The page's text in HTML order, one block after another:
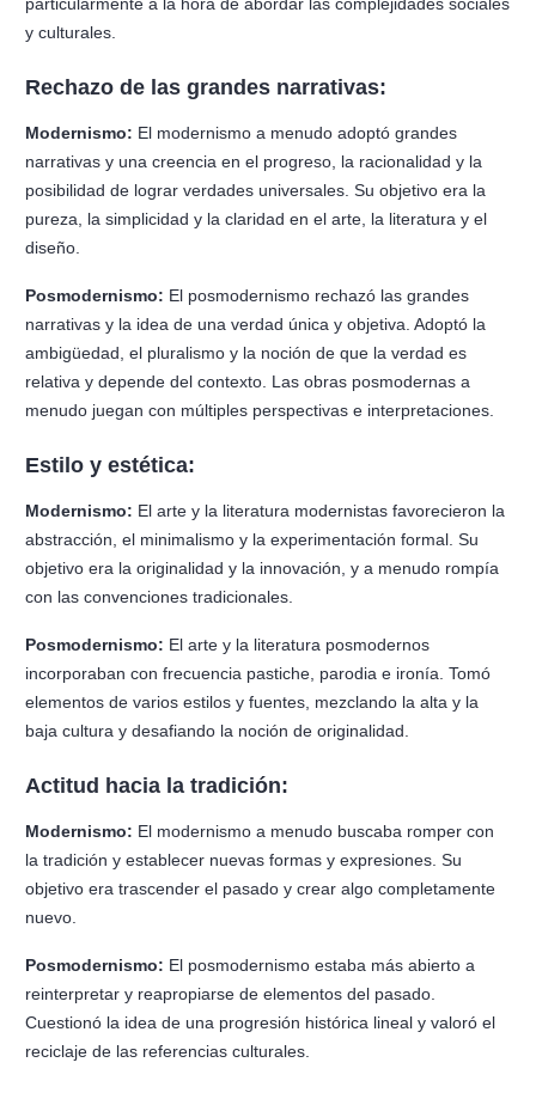
particularmente a la hora de abordar las complejidades sociales
y culturales.
Rechazo de las grandes narrativas:
Modernismo: El modernismo a menudo adoptó grandes
narrativas y una creencia en el progreso, la racionalidad y la
posibilidad de lograr verdades universales. Su objetivo era la
pureza, la simplicidad y la claridad en el arte, la literatura y el
diseño.
Posmodernismo: El posmodernismo rechazó las grandes
narrativas y la idea de una verdad única y objetiva. Adoptó la
ambigüedad, el pluralismo y la noción de que la verdad es
relativa y depende del contexto. Las obras posmodernas a
menudo juegan con múltiples perspectivas e interpretaciones.
Estilo y estética:
Modernismo: El arte y la literatura modernistas favorecieron la
abstracción, el minimalismo y la experimentación formal. Su
objetivo era la originalidad y la innovación, y a menudo rompía
con las convenciones tradicionales.
Posmodernismo: El arte y la literatura posmodernos
incorporaban con frecuencia pastiche, parodia e ironía. Tomó
elementos de varios estilos y fuentes, mezclando la alta y la
baja cultura y desafiando la noción de originalidad.
Actitud hacia la tradición:
Modernismo: El modernismo a menudo buscaba romper con
la tradición y establecer nuevas formas y expresiones. Su
objetivo era trascender el pasado y crear algo completamente
nuevo.
Posmodernismo: El posmodernismo estaba más abierto a
reinterpretar y reapropiarse de elementos del pasado.
Cuestionó la idea de una progresión histórica lineal y valoró el
reciclaje de las referencias culturales.